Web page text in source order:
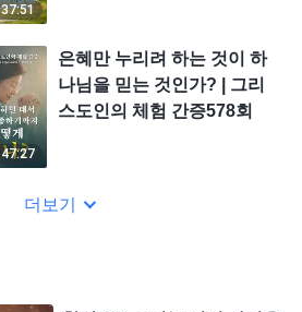
37:51
47:27
은혜만 누리려 하는 것이 하
나님을 믿는 것인가? | 그리
스도인의 체험 간증578회
더보기